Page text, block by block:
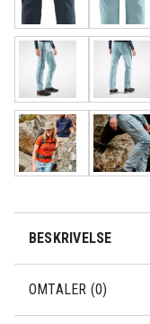
BESKRIVELSE
OMTALER (0)